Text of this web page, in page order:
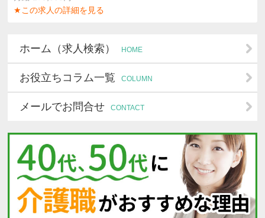
★この求人の詳細を見る
ホーム（求人検索） HOME
お役立ちコラム一覧COLUMN
メールでお問合せCONTACT